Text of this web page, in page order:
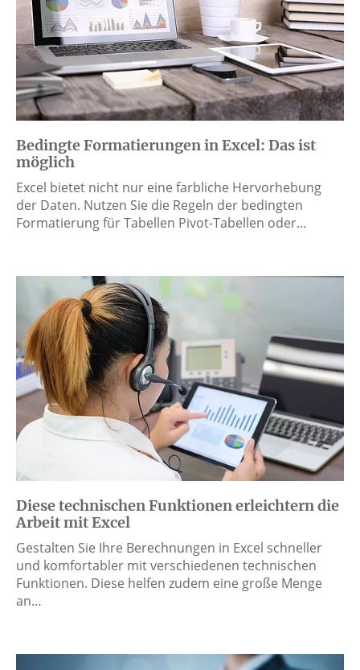
Bedingte Formatierungen in Excel: Das ist
möglich
Excel bietet nicht nur eine farbliche Hervorhebung
der Daten. Nutzen Sie die Regeln der bedingten
Formatierung für Tabellen Pivot-Tabellen oder…
Diese technischen Funktionen erleichtern die
Arbeit mit Excel
Gestalten Sie Ihre Berechnungen in Excel schneller
und komfortabler mit verschiedenen technischen
Funktionen. Diese helfen zudem eine große Menge
an…